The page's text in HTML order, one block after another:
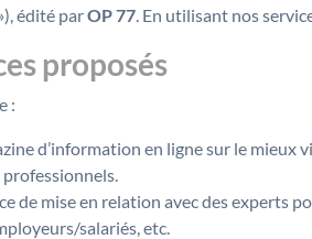
édité parOP 77. En utilisant nos
proposés
:
d’information en ligne sur le mieux
de mise en relation avec des experts
salariés, etc.